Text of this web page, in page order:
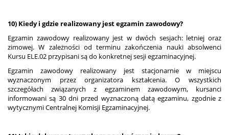
10) Kiedy i gdzie realizowany jest egzamin zawodowy?
Egzamin zawodowy realizowany jest w dwóch sesjach: letniej oraz
zimowej. W zależności od terminu zakończenia nauki absolwenci
Kursu ELE.02 przypisani są do konkretnej sesji egzaminacyjnej.
Egzamin zawodowy realizowany jest stacjonarnie w miejscu
wyznaczonym przez organizatora kształcenia. O wszystkich
szczegółach związanych z egzaminem zawodowym, kursanci
informowani są 30 dni przed wyznaczoną datą egzaminu, zgodnie z
wytycznymi Centralnej Komisji Egzaminacyjnej.